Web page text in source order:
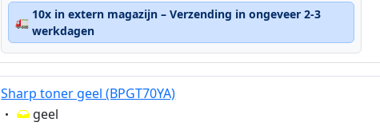
🚛
10x in extern magazijn – Verzending in ongeveer 2-3
werkdagen
Sharp toner geel (BPGT70YA)
Eigenschaft:
geel